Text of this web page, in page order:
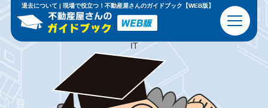
退去について | 現場で役立つ！不動産屋さんのガイドブック【WEB版】
現場で恥をか かないための 基礎知識と心得
ビジネスマナー
不動産の基本
IT